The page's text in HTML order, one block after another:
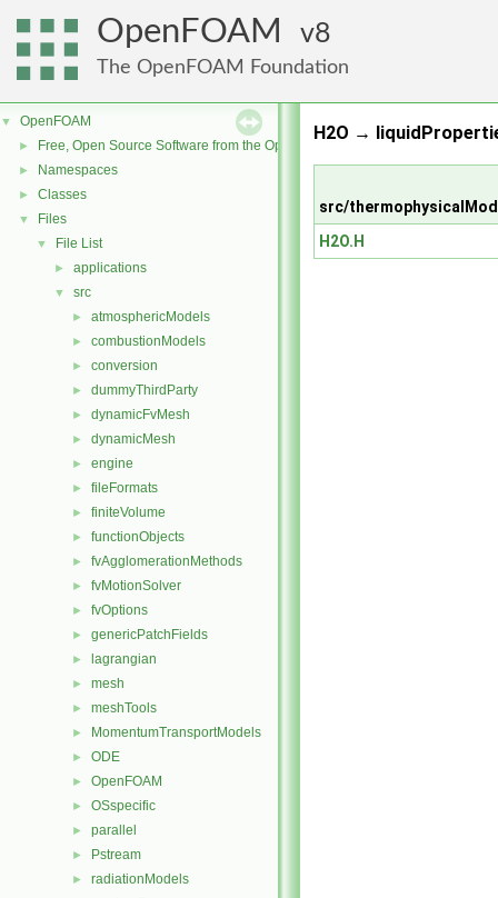
OpenFOAM 8
The OpenFOAM Foundation
▼ OpenFOAM
► Free, Open Source Software from the OpenFOAM Foundation
► Namespaces
► Classes
▼ Files
▼ File List
► applications
▼ src
► atmosphericModels
► combustionModels
► conversion
► dummyThirdParty
► dynamicFvMesh
► dynamicMesh
► engine
► fileFormats
► finiteVolume
► functionObjects
► fvAgglomerationMethods
► fvMotionSolver
► fvOptions
► genericPatchFields
► lagrangian
► mesh
► meshTools
► MomentumTransportModels
► ODE
► OpenFOAM
► OSspecific
► parallel
► Pstream
► radiationModels
H2O →
src/
H2O.H